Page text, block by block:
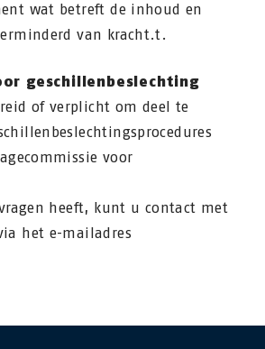
wat betreft de inhoud en
van kracht.t.
geschillenbeslechting
of verplicht om deel te
voor
heeft, kunt u contact met
het e-mailadres